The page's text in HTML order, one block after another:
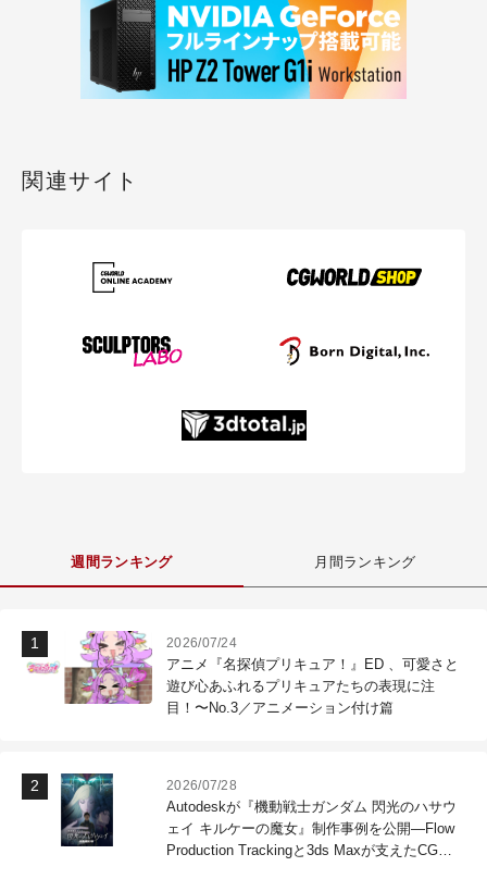
関連サイト
週間ランキング 月間ランキング
2026/07/24
アニメ『名探偵プリキュア！』ED 、可愛さと
遊び心あふれるプリキュアたちの表現に注
目！〜No.3／アニメーション付け篇
2026/07/28
Autodeskが『機動戦士ガンダム 閃光のハサウ
ェイ キルケーの魔女』制作事例を公開―Flow
Production Trackingと3ds Maxが支えたCG制